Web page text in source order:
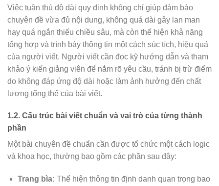
Việc tuân thủ độ dài quy định không chỉ giúp đảm bảo
chuyên đề vừa đủ nội dung, không quá dài gây lan man
hay quá ngắn thiếu chiều sâu, mà còn thể hiện khả năng
tổng hợp và trình bày thông tin một cách súc tích, hiệu quả
của người viết. Người viết cần đọc kỹ hướng dẫn và tham
khảo ý kiến giảng viên để nắm rõ yêu cầu, tránh bị trừ điểm
do không đáp ứng độ dài hoặc làm ảnh hưởng đến chất
lượng tổng thể của bài viết.
1.2. Cấu trúc bài viết chuẩn và vai trò của từng thành
phần
Một bài chuyên đề chuẩn cần được tổ chức một cách logic
và khoa học, thường bao gồm các phần sau đây:
Trang bìa: Thể hiện thông tin định danh quan trọng bao